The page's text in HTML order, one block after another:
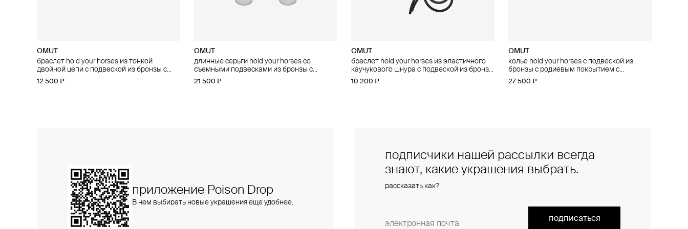
OMUT
браслет hold your horses из тонкой
двойной цепи с подвеской из бронзы с
родиевым покрытием
12 500 ₽
OMUT
длинные серьги hold your horses со
съемными подвесками из бронзы с
родиевым покрытием
21 500 ₽
OMUT
браслет hold your horses из эластичного
каучукового шнура с подвеской из бронзы
с родиевым покрытием
10 200 ₽
OMUT
колье hold your horses с подвеской из
бронзы с родиевым покрытием с
гравировкой
27 500 ₽
OMUT
чокер hold your horses из эластичного
каучукового шнура с подвеской из бронзы
с родиевым покрытием
10 800 ₽
OMUT
чокер hold your horses из двойной цепи с
подвижной подвеской из бронзы с
родиевым покрытием
29 500 ₽
OMUT
чокер hold your horses из эластичного
каучукового шнура с подвижной
подвеской из бронзы с родиевым
покрытием
28 500 ₽
подписчики нашей рассылки всегда
знают, какие украшения выбрать.
рассказать как?
подписаться
приложение Poison Drop
В нем выбирать новые украшения еще удобнее.